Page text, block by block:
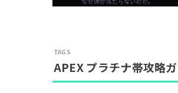
APEX プラチナ帯攻略